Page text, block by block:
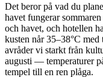
Det beror på vad du
havet fungerar
och havet, och hotellen
kusten når 35–38°C
avråder vi starkt från
augusti — temperaturer
tempel till en ren plåga.